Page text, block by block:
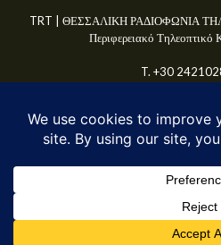
TRT | ΘΕΣΣΑΛΙΚΗ ΡΑΔΙΟΦΩΝΙΑ
Περιφερειακό Τηλεοπτικό
T. +30
© TRT A.E.